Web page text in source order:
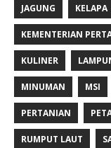
JAGUNG KELAPA
KEMENTERIAN
KULINER
MINUMAN MSI
PERTANIAN
RUMPUT LAUT